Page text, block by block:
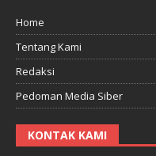
Home
Tentang Kami
Redaksi
Pedoman Media Siber
KONTAK KAMI